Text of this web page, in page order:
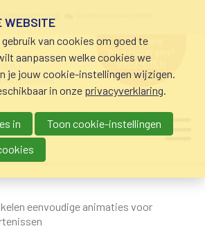
•
hulp nodig
bij geldzorgen?
0800-8115.nl
eenvoudige animaties voor
WEBSITE
van cookies om goed te
aanpassen welke cookies we
je jouw cookie-instellingen wijzigen.
in onze privacyverklaring.
in
Toon cookie-instellingen